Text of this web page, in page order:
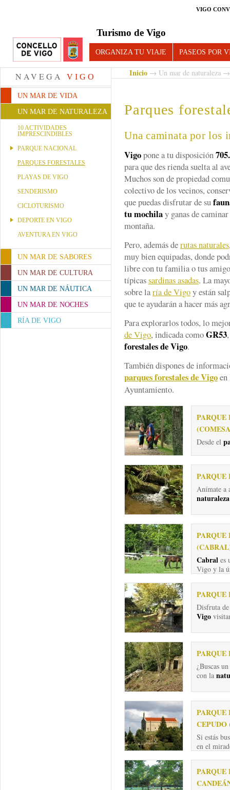
VIGO
Turismo de Vigo
ORGANIZA TU VIAJE PASEOS POR
NAVEGA VIGO
UN MAR DE VIDA
UN MAR DE NATURALEZA
10 ACTIVIDADES
IMPRESCINDIBLES
PARQUE NACIONAL
PARQUES FORESTALES
PLAYAS DE VIGO
SENDERISMO
CICLOTURISMO
DEPORTE EN VIGO
AVENTURA EN VIGO
UN MAR DE SABORES
UN MAR DE CULTURA
UN MAR DE NÁUTICA
UN MAR DE NOCHES
RÍA DE VIGO
Inicio → Un mar de naturaleza →
Parques
Una caminata por los
Vigopone a tu disposición
para que des rienda suelta al
Muchos son de propiedad
colectivo de los vecinos,
que puedas disfrutar de su
tu mochilay ganas de
montaña.
Pero, además derutas naturales
muy bien equipadas, donde
libre con tu familia o tus
típicassardinas asadas. La
sobre laría de Vigoy están
que te ayudarán a hacer más
Para explorarlos todos, lo
de Vigo, indicada comoGR53
forestales de Vigo.
También dispones de
parques forestales de Vigo
Ayuntamiento.
PARQUE
Desde el
PARQUE
Anímate a
PARQUE
Cabral es
Vigo y la
PARQUE
Disfruta
Vigo
PARQUE
¿Buscas
con la
PARQUE
CEPUDO
Si estás
en el
PARQUE